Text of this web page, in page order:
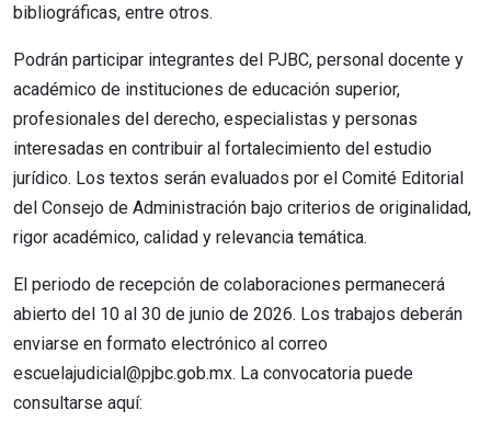
bibliográficas, entre otros.
Podrán participar integrantes del PJBC, personal docente y
académico de instituciones de educación superior,
profesionales del derecho, especialistas y personas
interesadas en contribuir al fortalecimiento del estudio
jurídico. Los textos serán evaluados por el Comité Editorial
del Consejo de Administración bajo criterios de originalidad,
rigor académico, calidad y relevancia temática.
El periodo de recepción de colaboraciones permanecerá
abierto del 10 al 30 de junio de 2026. Los trabajos deberán
enviarse en formato electrónico al correo
escuelajudicial@pjbc.gob.mx. La convocatoria puede
consultarse aquí: